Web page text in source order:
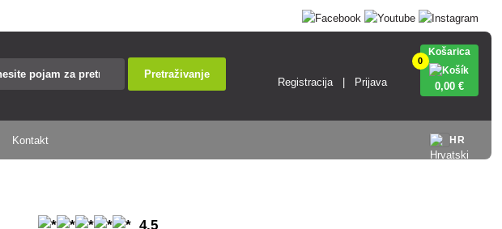
Pretraživanje
Registracija Prijava
0
Košarica
0,00 €
HR
Kontakt
4.5